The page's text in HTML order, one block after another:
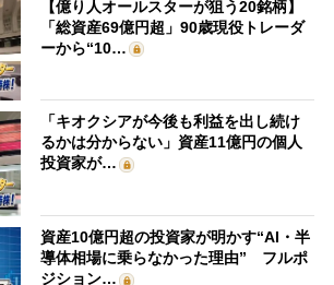
【億り人オールスターが狙う20銘柄】
「総資産69億円超」90歳現役トレーダ
ーから“10…
「キオクシアが今後も利益を出し続け
るかは分からない」資産11億円の個人
投資家が…
資産10億円超の投資家が明かす“AI・半
導体相場に乗らなかった理由” フルポ
ジション…